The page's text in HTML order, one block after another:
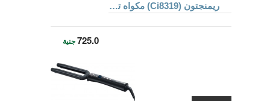
ريمنجتون (Ci8319) مكواه تجعيد الشعر تحتوى على الكيراتين لعلاج الشعر
725.0جنية